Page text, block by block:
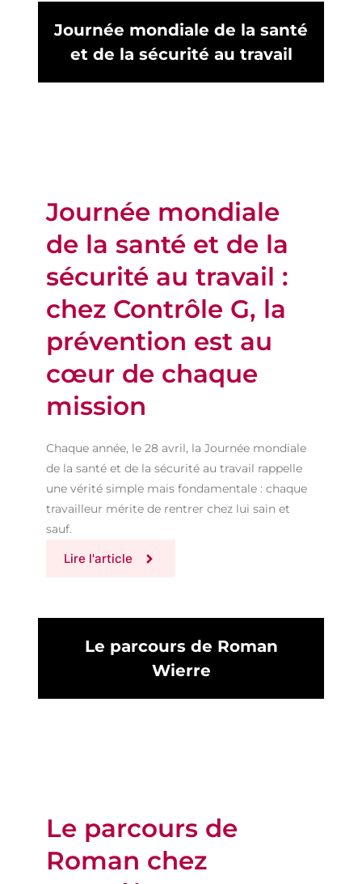
Journée mondiale de la santé
et de la sécurité au travail
Journée mondiale
de la santé et de la
sécurité au travail :
chez Contrôle G, la
prévention est au
cœur de chaque
mission
Chaque année, le 28 avril, la Journée mondiale
de la santé et de la sécurité au travail rappelle
une vérité simple mais fondamentale : chaque
travailleur mérite de rentrer chez lui sain et
sauf.
Lire l'article
Le parcours de Roman
Wierre
Le parcours de
Roman chez